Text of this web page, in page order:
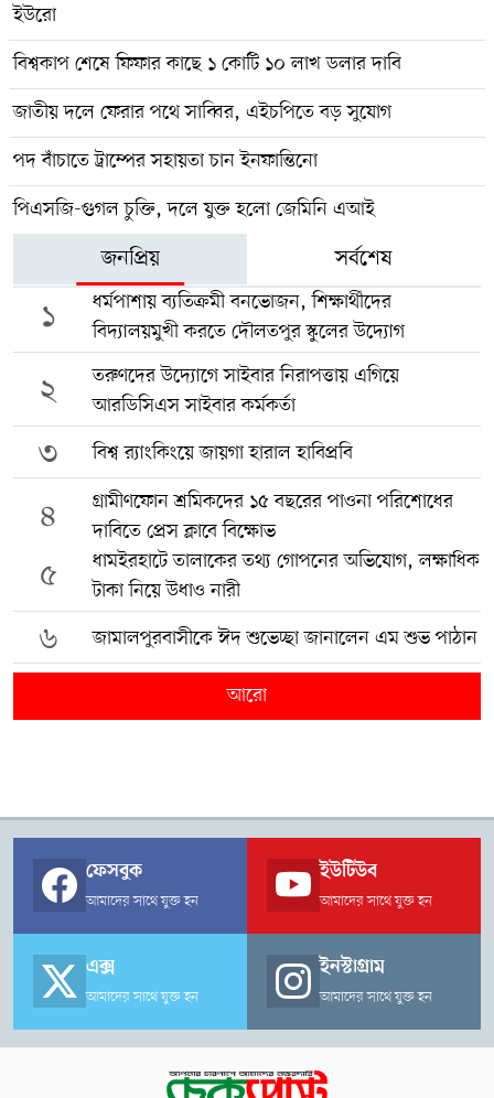
ইউরো
বিশ্বকাপ শেষে ফিফার কাছে ১ কোটি ১০ লাখ ডলার দাবি
জাতীয় দলে ফেরার পথে সাব্বির, এইচপিতে বড় সুযোগ
পদ বাঁচাতে ট্রাম্পের সহায়তা চান ইনফান্তিনো
পিএসজি-গুগল চুক্তি, দলে যুক্ত হলো জেমিনি এআই
জনপ্রিয় সর্বশেষ
১
ধর্মপাশায় ব্যতিক্রমী বনভোজন, শিক্ষার্থীদের
বিদ্যালয়মুখী করতে দৌলতপুর স্কুলের উদ্যোগ
২
তরুণদের উদ্যোগে সাইবার নিরাপত্তায় এগিয়ে
আরডিসিএস সাইবার কর্মকর্তা
৩ বিশ্ব র‍্যাংকিংয়ে জায়গা হারাল হাবিপ্রবি
৪
গ্রামীণফোন শ্রমিকদের ১৫ বছরের পাওনা পরিশোধের
দাবিতে প্রেস ক্লাবে বিক্ষোভ
৫
ধামইরহাটে তালাকের তথ্য গোপনের অভিযোগ, লক্ষাধিক
টাকা নিয়ে উধাও নারী
৬ জামালপুরবাসীকে ঈদ শুভেচ্ছা জানালেন এম শুভ পাঠান
আরো
ফেসবুক
আমাদের সাথে যুক্ত হন
ইউটিউব
আমাদের সাথে যুক্ত হন
এক্স
আমাদের সাথে যুক্ত হন
ইনস্টাগ্রাম
আমাদের সাথে যুক্ত হন